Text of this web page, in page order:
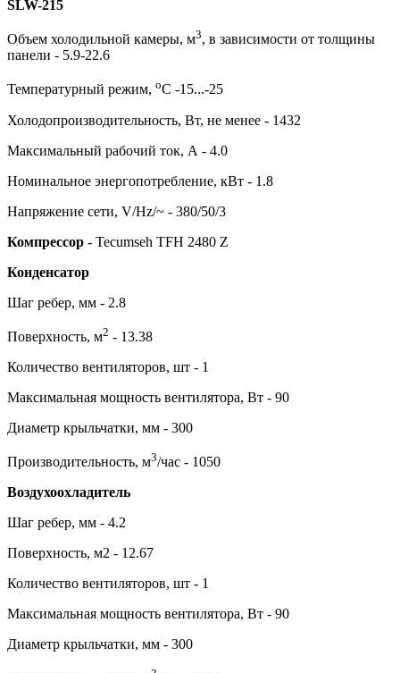
SLW-215
Объем холодильной камеры, м3, в зависимости от толщины
панели - 5.9-22.6
Температурный режим, оС -15...-25
Холодопроизводительность, Вт, не менее - 1432
Максимальный рабочий ток, А - 4.0
Номинальное энергопотребление, кВт - 1.8
Напряжение сети, V/Hz/~ - 380/50/3
Компрессор - Tecumseh TFH 2480 Z
Конденсатор
Шаг ребер, мм - 2.8
Поверхность, м2 - 13.38
Количество вентиляторов, шт - 1
Максимальная мощность вентилятора, Вт - 90
Диаметр крыльчатки, мм - 300
Производительность, м3/час - 1050
Воздухоохладитель
Шаг ребер, мм - 4.2
Поверхность, м2 - 12.67
Количество вентиляторов, шт - 1
Максимальная мощность вентилятора, Вт - 90
Диаметр крыльчатки, мм - 300